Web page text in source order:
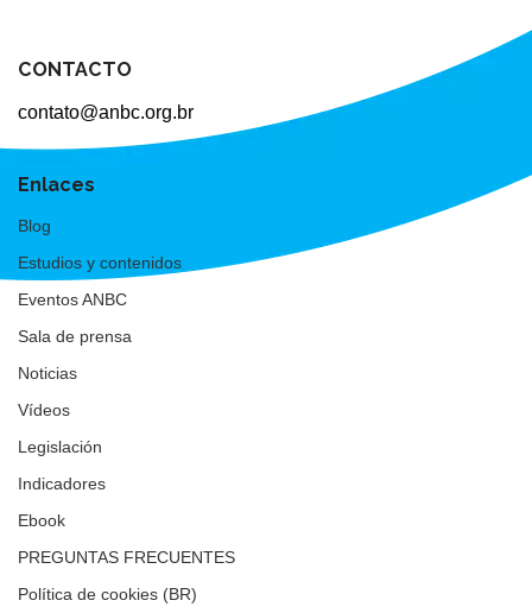
CONTACTO
contato@anbc.org.br
Enlaces
Blog
Estudios y contenidos
Eventos ANBC
Sala de prensa
Noticias
Vídeos
Legislación
Indicadores
Ebook
PREGUNTAS FRECUENTES
Política de cookies (BR)